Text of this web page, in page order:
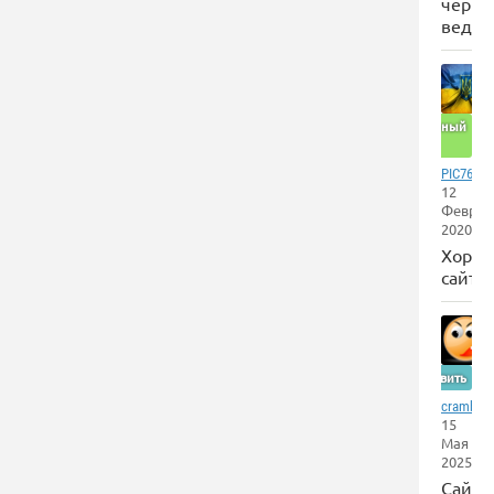
Отличный
PIC767
12
2020
сайт
Оставить
crambol
15
Мая
2025
Сайт